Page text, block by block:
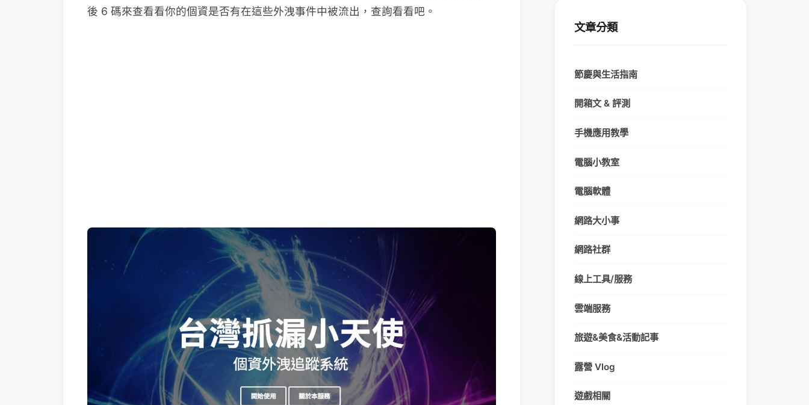
後 6 碼來查看看你的個資是否有在這些外洩事件中被流出，查詢看看吧。
文章分類
節慶與生活指南
開箱文 & 評測
手機應用教學
電腦小教室
電腦軟體
網路大小事
網路社群
線上工具/服務
雲端服務
旅遊&美食&活動記事
露營 Vlog
遊戲相關